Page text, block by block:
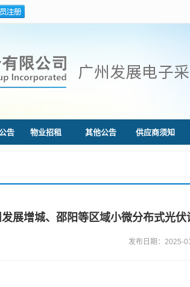
告 物业招租 其他公告 供应商须知
发展增城、邵阳等区域小微分布式光
发布日期：2025-